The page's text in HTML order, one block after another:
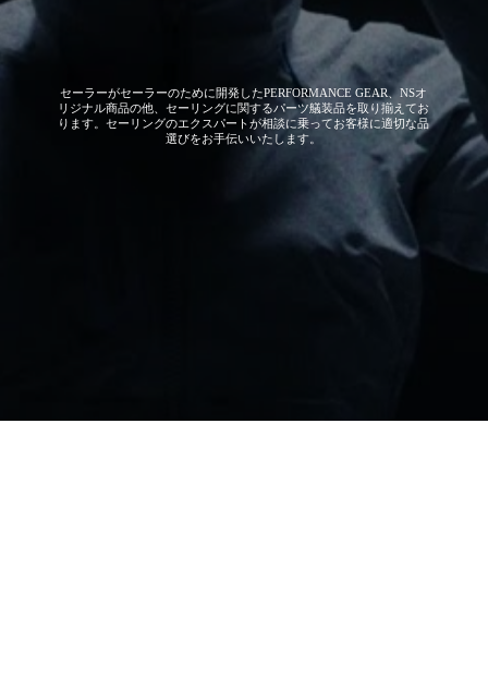
セーラーがセーラーのために開発したPERFORMANCE GEAR、NSオ
リジナル商品の他、セーリングに関するパーツ艤装品を取り揃えてお
ります。セーリングのエクスパートが相談に乗ってお客様に適切な品
選びをお手伝いいたします。